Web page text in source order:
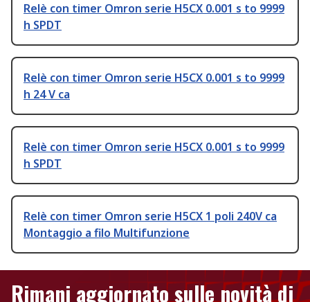
Relè con timer Omron serie H5CX 0.001 s to 9999
h SPDT
Relè con timer Omron serie H5CX 0.001 s to 9999
h 24 V ca
Relè con timer Omron serie H5CX 0.001 s to 9999
h SPDT
Relè con timer Omron serie H5CX 1 poli 240V ca
Montaggio a filo Multifunzione
Rimani aggiornato sulle novità di